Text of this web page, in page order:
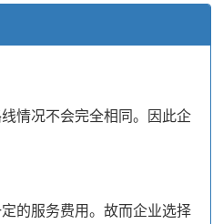
情况不会完全相同。因此企
的服务费用。故而企业选择